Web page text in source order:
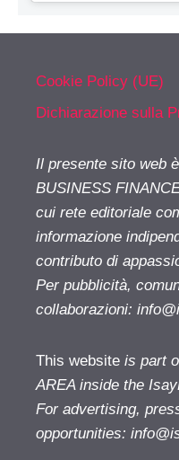
Cookie Policy (UE)
Dichiarazione sulla
Il presente sito web
BUSINESS
cui rete editoriale
informazione
contributo di
Per pubblicità,
collaborazioni:
This website is part
AREA inside the
For advertising,
opportunities: